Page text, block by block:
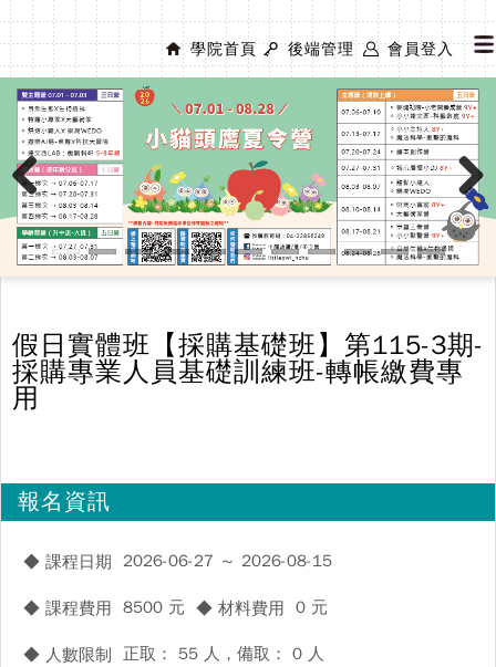
學院首頁 後端管理 會員登入
Previous Next
假日實體班【採購基礎班】第115-3期-
採購專業人員基礎訓練班-轉帳繳費專
用
報名資訊
◆ 課程日期 2026-06-27 ～ 2026-08-15
◆ 課程費用 8500 元 ◆ 材料費用 0 元
◆ 人數限制 正取： 55 人，備取： 0 人